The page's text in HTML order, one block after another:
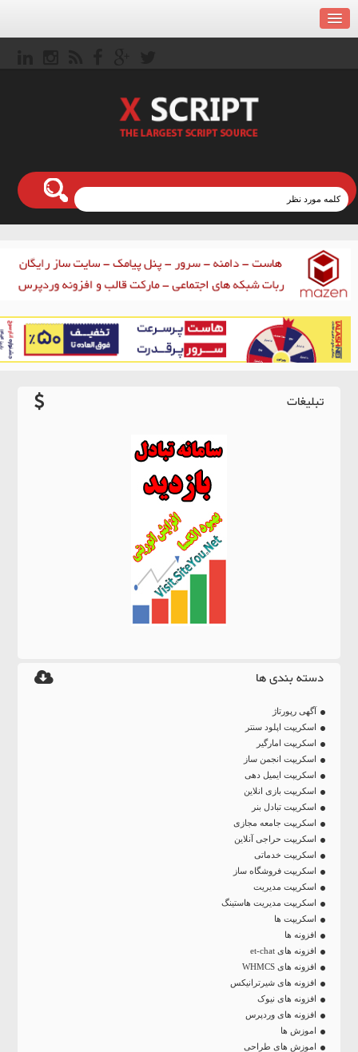
تبلیغات
دسته بندی ها
آگهی رپورتاژ
اسکریپت اپلود سنتر
اسکریپت امارگیر
اسکریپت انجمن ساز
اسکریپت ایمیل دهی
اسکریپت بازی انلاین
اسکریپت تبادل بنر
اسکریپت جامعه مجازی
اسکریپت حراجی آنلاین
اسکریپت خدماتی
اسکریپت فروشگاه ساز
اسکریپت مدیریت
اسکریپت مدیریت هاستینگ
اسکریپت ها
افزونه ها
افزونه های et-chat
افزونه های WHMCS
افزونه های شیرترانیکس
افزونه های نیوک
افزونه های وردپرس
اموزش ها
اموزش های طراحی